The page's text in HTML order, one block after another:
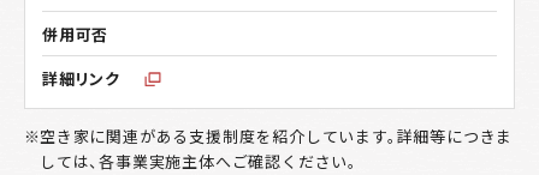
空き家に関連がある支援制度を紹介しています。詳細等につきま
しては、各事業実施主体へご確認ください。